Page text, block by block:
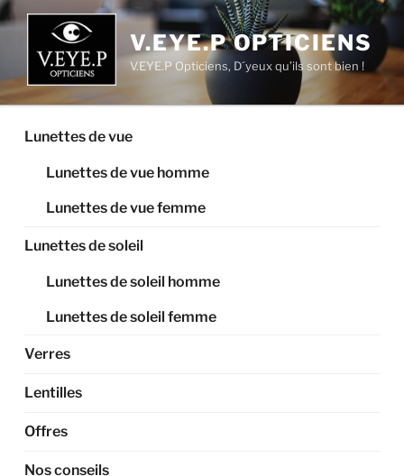
Aller
au
contenu
principal
V.EYE.P OPTICIENS
V.EYE.P Opticiens, D´yeux qu’ils sont bien !
Lunettes de vue
Lunettes de vue homme
Lunettes de vue femme
Lunettes de soleil
Lunettes de soleil homme
Lunettes de soleil femme
Verres
Lentilles
Offres
Nos conseils